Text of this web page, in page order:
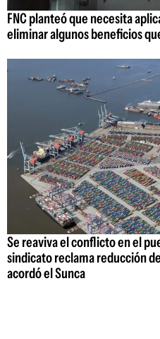
FNC planteó que necesita
eliminar algunos beneficios
Se reaviva el conflicto en el
sindicato reclama reducción
acordó el Sunca